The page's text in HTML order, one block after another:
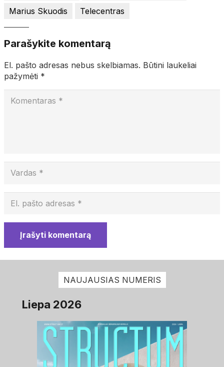
Marius Skuodis
Telecentras
Parašykite komentarą
El. pašto adresas nebus skelbiamas. Būtini laukeliai
pažymėti *
Įrašyti komentarą
NAUJAUSIAS NUMERIS
Liepa 2026